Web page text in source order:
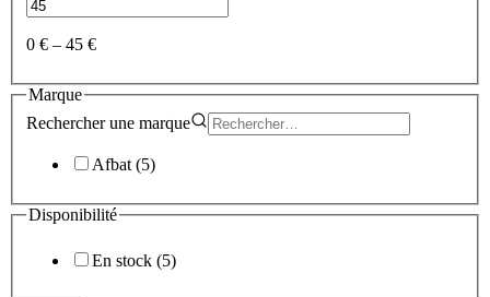
0 € – 45 €
Marque
Rechercher une marque
Afbat (5)
Disponibilité
En stock (5)